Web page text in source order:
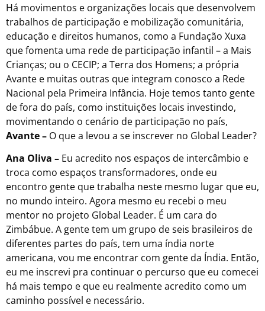
Há movimentos e organizações locais que desenvolvem
trabalhos de participação e mobilização comunitária,
educação e direitos humanos, como a Fundação Xuxa
que fomenta uma rede de participação infantil – a Mais
Crianças; ou o CECIP; a Terra dos Homens; a própria
Avante e muitas outras que integram conosco a Rede
Nacional pela Primeira Infância. Hoje temos tanto gente
de fora do país, como instituições locais investindo,
movimentando o cenário de participação no país,
Avante – O que a levou a se inscrever no Global Leader?
Ana Oliva – Eu acredito nos espaços de intercâmbio e
troca como espaços transformadores, onde eu
encontro gente que trabalha neste mesmo lugar que eu,
no mundo inteiro. Agora mesmo eu recebi o meu
mentor no projeto Global Leader. É um cara do
Zimbábue. A gente tem um grupo de seis brasileiros de
diferentes partes do país, tem uma índia norte
americana, vou me encontrar com gente da Índia. Então,
eu me inscrevi pra continuar o percurso que eu comecei
há mais tempo e que eu realmente acredito como um
caminho possível e necessário.